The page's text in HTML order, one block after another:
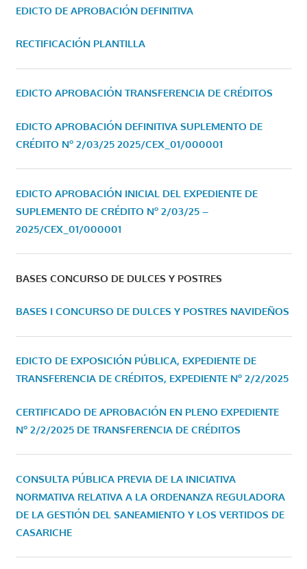
EDICTO DE APROBACIÓN DEFINITIVA
RECTIFICACIÓN PLANTILLA
EDICTO APROBACIÓN TRANSFERENCIA DE CRÉDITOS
EDICTO APROBACIÓN DEFINITIVA SUPLEMENTO DE
CRÉDITO Nº 2/03/25 2025/CEX_01/000001
EDICTO APROBACIÓN INICIAL DEL EXPEDIENTE DE
SUPLEMENTO DE CRÉDITO Nº 2/03/25 –
2025/CEX_01/000001
BASES CONCURSO DE DULCES Y POSTRES
BASES I CONCURSO DE DULCES Y POSTRES NAVIDEÑOS
EDICTO DE EXPOSICIÓN PÚBLICA, EXPEDIENTE DE
TRANSFERENCIA DE CRÉDITOS, EXPEDIENTE Nº 2/2/2025
CERTIFICADO DE APROBACIÓN EN PLENO EXPEDIENTE
Nº 2/2/2025 DE TRANSFERENCIA DE CRÉDITOS
CONSULTA PÚBLICA PREVIA DE LA INICIATIVA
NORMATIVA RELATIVA A LA ORDENANZA REGULADORA
DE LA GESTIÓN DEL SANEAMIENTO Y LOS VERTIDOS DE
CASARICHE